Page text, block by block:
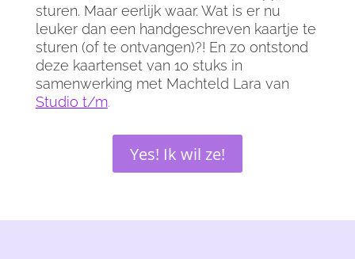
sturen. Maar eerlijk waar. Wat is er nu
leuker dan een handgeschreven kaartje te
sturen (of te ontvangen)?! En zo ontstond
deze kaartenset van 10 stuks in
samenwerking met Machteld Lara van
Studio t/m.
Yes! Ik wil ze!